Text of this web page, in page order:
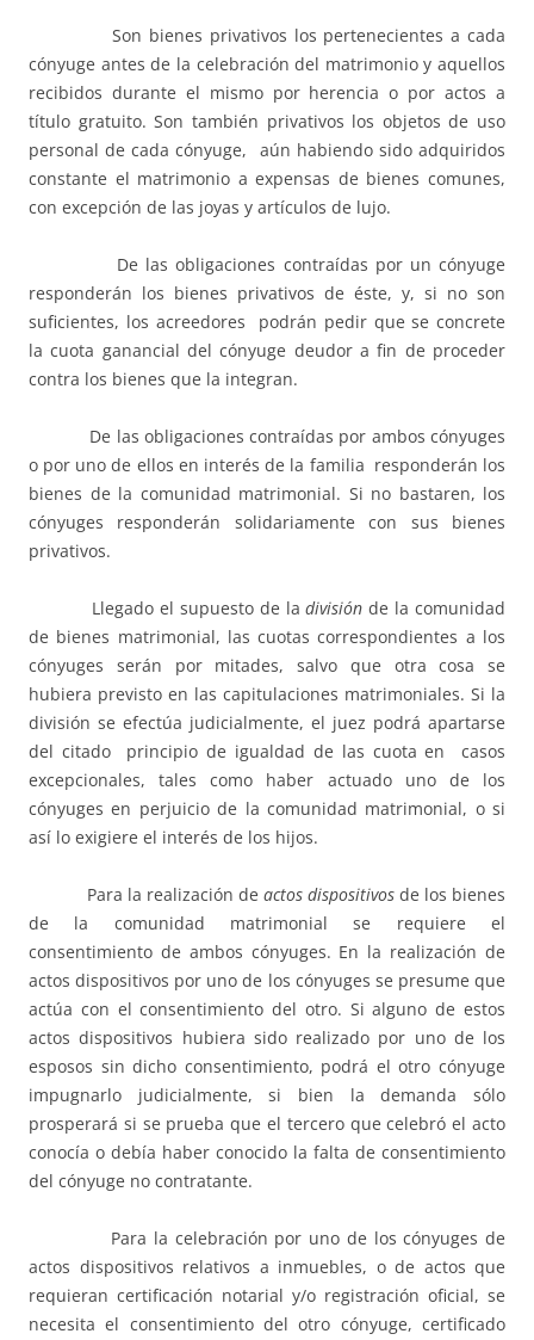
Son bienes privativos los pertenecientes a cada
cónyuge antes de la celebración del matrimonio y aquellos
recibidos durante el mismo por herencia o por actos a
título gratuito. Son también privativos los objetos de uso
personal de cada cónyuge, aún habiendo sido adquiridos
constante el matrimonio a expensas de bienes comunes,
con excepción de las joyas y artículos de lujo.
De las obligaciones contraídas por un cónyuge
responderán los bienes privativos de éste, y, si no son
suficientes, los acreedores podrán pedir que se concrete
la cuota ganancial del cónyuge deudor a fin de proceder
contra los bienes que la integran.
De las obligaciones contraídas por ambos cónyuges
o por uno de ellos en interés de la familia responderán los
bienes de la comunidad matrimonial. Si no bastaren, los
cónyuges responderán solidariamente con sus bienes
privativos.
Llegado el supuesto de ladivisión de la comunidad
de bienes matrimonial, las cuotas correspondientes a los
cónyuges serán por mitades, salvo que otra cosa se
hubiera previsto en las capitulaciones matrimoniales. Si la
división se efectúa judicialmente, el juez podrá apartarse
del citado principio de igualdad de las cuota en casos
excepcionales, tales como haber actuado uno de los
cónyuges en perjuicio de la comunidad matrimonial, o si
así lo exigiere el interés de los hijos.
Para la realización de actos dispositivosde los bienes
de la comunidad matrimonial se requiere el
consentimiento de ambos cónyuges. En la realización de
actos dispositivos por uno de los cónyuges se presume que
actúa con el consentimiento del otro. Si alguno de estos
actos dispositivos hubiera sido realizado por uno de los
esposos sin dicho consentimiento, podrá el otro cónyuge
impugnarlo judicialmente, si bien la demanda sólo
prosperará si se prueba que el tercero que celebró el acto
conocía o debía haber conocido la falta de consentimiento
del cónyuge no contratante.
Para la celebración por uno de los cónyuges de
actos dispositivos relativos a inmuebles, o de actos que
requieran certificación notarial y/o registración oficial, se
necesita el consentimiento del otro cónyuge, certificado